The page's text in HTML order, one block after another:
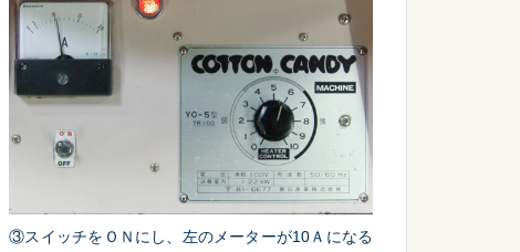
③スイッチをＯＮにし、左のメーターが10Ａになる